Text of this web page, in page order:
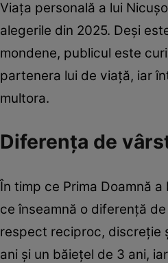
Viața personală a lui
alegerile din 2025. Deși
mondene, publicul este
partenera lui de viață, iar
multora.
Diferența de
În timp ce Prima Doamnă
ce înseamnă o diferență
respect reciproc, discreție
ani și un băiețel de 3 ani,